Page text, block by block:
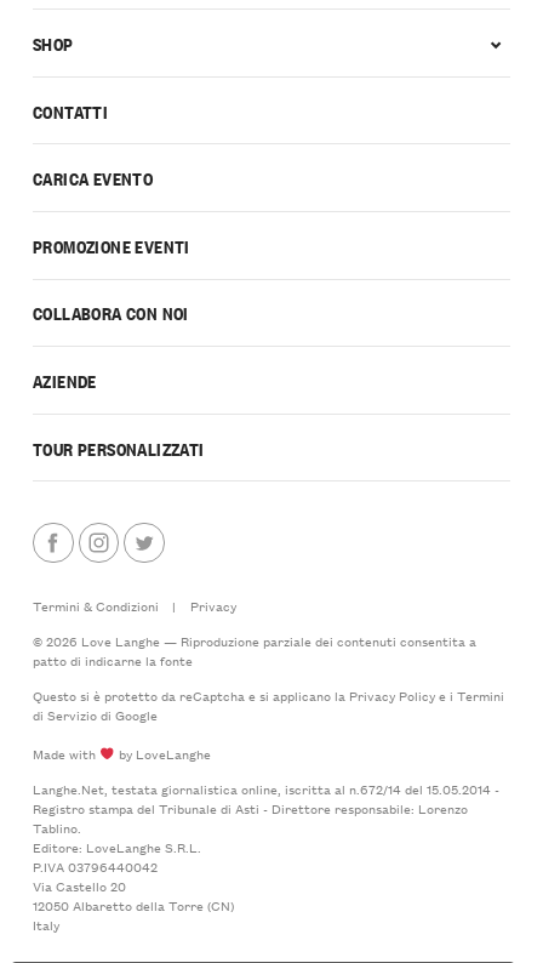
CONTATTI
CARICA EVENTO
PROMOZIONE EVENTI
COLLABORA CON NOI
AZIENDE
TOUR PERSONALIZZATI
SHOP
Termini & Condizioni |
Privacy
© 2026 Love Langhe — Riproduzione parziale dei contenuti consentita a
patto di indicarne la fonte
Questo si è protetto da reCaptcha e si applicano la Privacy Policye i Termini
di Serviziodi Google
Made with
by LoveLanghe
Langhe.Net, testata giornalistica online, iscritta al n.672/14 del 15.05.2014 -
Registro stampa del Tribunale di Asti - Direttore responsabile: Lorenzo
Tablino.
Editore: LoveLanghe S.R.L.
P.IVA 03796440042
Via Castello 20
12050 Albaretto della Torre (CN)
Italy